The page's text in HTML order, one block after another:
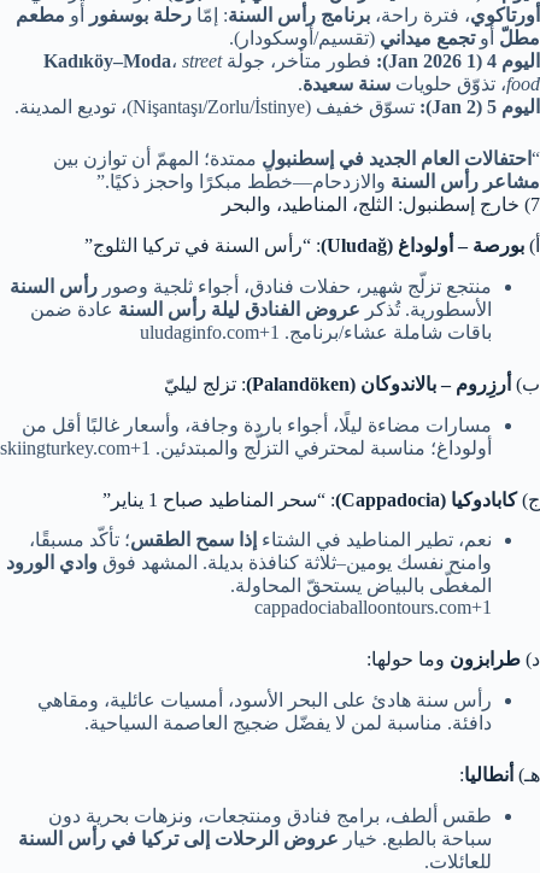
أورتاكوي، فترة راحة، برنامج رأس السنة: إمّا رحلة بوسفور أو مطعم
مطلّ أوتجمع ميداني (تقسيم/أوسكودار).
اليوم 4 (1 Jan 2026):
فطور متأخر، جولة Kadıköy–Moda، street
food، تذوّق حلويات سنة سعيدة.
اليوم 5 (2 Jan):
تسوّق خفيف (Nişantaşı/Zorlu/İstinye)، توديع المدينة.
“ احتفالات العام الجديد في إسطنبول ممتدة؛ المهمّ أن توازن بين
مشاعر رأس السنة والازدحام—خطّط مبكرًا واحجز ذكيًا.”
7) خارج إسطنبول: الثلج، المناطيد، والبحر
أ) بورصة – أولوداغ (Uludağ)
: “رأس السنة في تركيا الثلوج”
منتجع تزلّج شهير، حفلات فنادق، أجواء ثلجية وصور رأس السنة
الأسطورية. تُذكر عروض الفنادق ليلة رأس السنة عادة ضمن
باقات شاملة عشاء/برنامج. uludaginfo.com+1
ب) أرزِروم – بالاندوكان (Palandöken)
: تزلج ليليّ
مسارات مضاءة ليلًا، أجواء باردة وجافة، وأسعار غالبًا أقل من
أولوداغ؛ مناسبة لمحترفي التزلّج والمبتدئين. skiingturkey.com+1
ج)كابادوكيا (Cappadocia)
: “سحر المناطيد صباح 1 يناير”
نعم، تطير المناطيد في الشتاء إذا سمح الطقس؛ تأكّد مسبقًا،
وامنح نفسك يومين–ثلاثة كنافذة بديلة. المشهد فوق وادي الورود
المغطّى بالبياض يستحقّ المحاولة.
cappadociaballoontours.com+1
د) طرابزون وما حولها:
رأس سنة هادئ على البحر الأسود، أمسيات عائلية، ومقاهي
دافئة. مناسبة لمن لا يفضّل ضجيج العاصمة السياحية.
هـ) أنطاليا:
طقس ألطف، برامج فنادق ومنتجعات، ونزهات بحرية دون
سباحة بالطبع. خيار عروض الرحلات إلى تركيا في رأس السنة
للعائلات.